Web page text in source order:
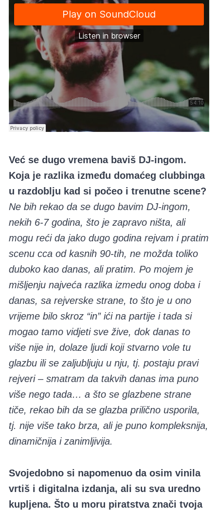
Već se dugo vremena baviš DJ-ingom.
Koja je razlika između domaćeg clubbinga
u razdoblju kad si počeo i trenutne scene?
Ne bih rekao da se dugo bavim DJ-ingom,
nekih 6-7 godina, što je zapravo ništa, ali
mogu reći da jako dugo godina rejvam i pratim
scenu cca od kasnih 90-tih, ne možda toliko
duboko kao danas, ali pratim. Po mojem je
mišljenju najveća razlika izmedu onog doba i
danas, sa rejverske strane, to što je u ono
vrijeme bilo skroz “in” ići na partije i tada si
mogao tamo vidjeti sve žive, dok danas to
više nije in, dolaze ljudi koji stvarno vole tu
glazbu ili se zaljubljuju u nju, tj. postaju pravi
rejveri – smatram da takvih danas ima puno
više nego tada… a što se glazbene strane
tiče, rekao bih da se glazba prilično usporila,
tj. nije više tako brza, ali je puno kompleksnija,
dinamičnija i zanimljivija.
Svojedobno si napomenuo da osim vinila
vrtiš i digitalna izdanja, ali su sva uredno
kupljena. Što u moru piratstva znači tvoja